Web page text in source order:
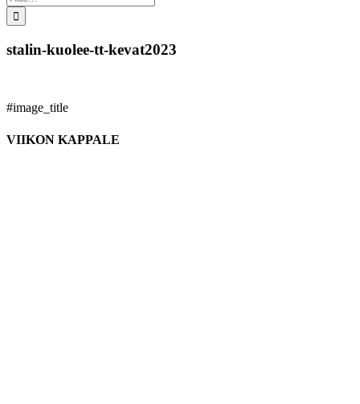
...
stalin-kuolee-tt-kevat2023
#image_title
VIIKON KAPPALE